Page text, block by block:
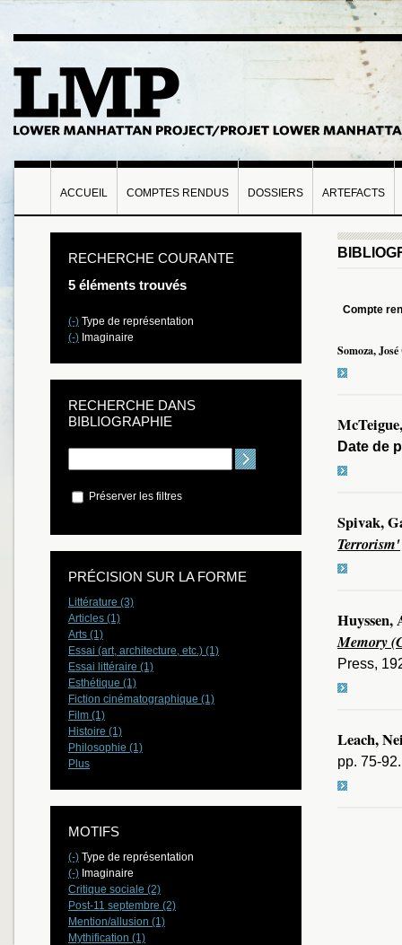
ACCUEIL COMPTES RENDUS DOSSIERS ARTEFACTS
Compte
Somoza,
Date de
Spivak,
Terrorism'
Huyssen,
Memory
Press,
Leach,
pp. 75-92.
RECHERCHE COURANTE
5 éléments trouvés
(-) Type de représentation
(-) Imaginaire
RECHERCHE DANS
BIBLIOGRAPHIE
Préserver les filtres
PRÉCISION SUR LA FORME
Littérature (3)
Articles (1)
Arts (1)
Essai (art, architecture, etc.) (1)
Essai littéraire (1)
Esthétique (1)
Fiction cinématographique (1)
Film (1)
Histoire (1)
Philosophie (1)
Plus
MOTIFS
(-) Type de représentation
(-) Imaginaire
Critique sociale (2)
Post-11 septembre (2)
Mention/allusion (1)
Mythification (1)